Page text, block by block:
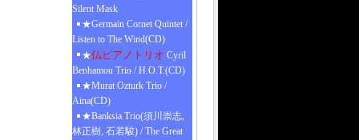
Silent Mask
★Germain Cornet Quintet /
Listen to The Wind(CD)
★仏ピアノトリオ Cyril
Benhamou Trio / H.O.T.(CD)
★Murat Ozturk Trio /
Aina(CD)
★Banksia Trio(須川崇志,
林正樹, 石若駿) / The Great